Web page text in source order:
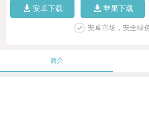
安卓下载 苹果下载
安卓市场，安全绿
简介